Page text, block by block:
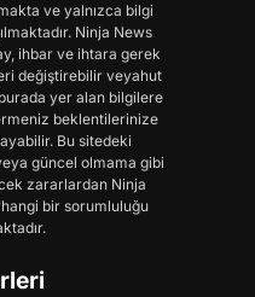
ve yalnızca bilgi
Ninja News
ihbar ve ihtara gerek
değiştirebilir veyahut
yer alan bilgilere
beklentilerinize
Bu sitedeki
güncel olmama gibi
zararlardan Ninja
bir sorumluluğu